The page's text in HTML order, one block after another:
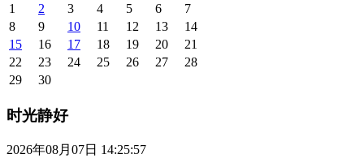
1
2 3 4 5 6
7
8
9 10 11 12 13
14
15
16 17 18 19 20
21
22
23 24 25 26 27
28
29
30
时光静好
2026年08月07日 14:25:57